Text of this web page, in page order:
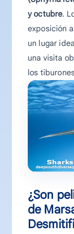
y octubre.
exposición
un lugar
una visita
los
¿Son
de